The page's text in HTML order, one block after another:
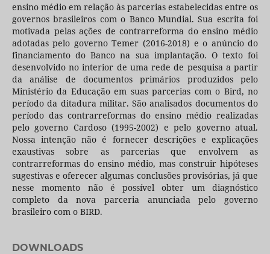
ensino médio em relação às parcerias estabelecidas entre os
governos brasileiros com o Banco Mundial. Sua escrita foi
motivada pelas ações de contrarreforma do ensino médio
adotadas pelo governo Temer (2016-2018) e o anúncio do
financiamento do Banco na sua implantação. O texto foi
desenvolvido no interior de uma rede de pesquisa a partir
da análise de documentos primários produzidos pelo
Ministério da Educação em suas parcerias com o Bird, no
período da ditadura militar. São analisados documentos do
período das contrarreformas do ensino médio realizadas
pelo governo Cardoso (1995-2002) e pelo governo atual.
Nossa intenção não é fornecer descrições e explicações
exaustivas sobre as parcerias que envolvem as
contrarreformas do ensino médio, mas construir hipóteses
sugestivas e oferecer algumas conclusões provisórias, já que
nesse momento não é possível obter um diagnóstico
completo da nova parceria anunciada pelo governo
brasileiro com o BIRD.
DOWNLOADS